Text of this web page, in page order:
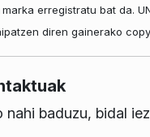
erregistratu bat da.
diren gainerako
nahi baduzu, bidal